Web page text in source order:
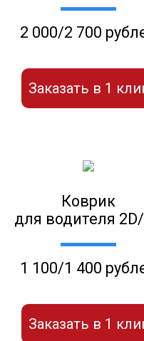
2 000/2 700
Заказать в 1
Коврик
для водителя
1 100/1 400
Заказать в 1